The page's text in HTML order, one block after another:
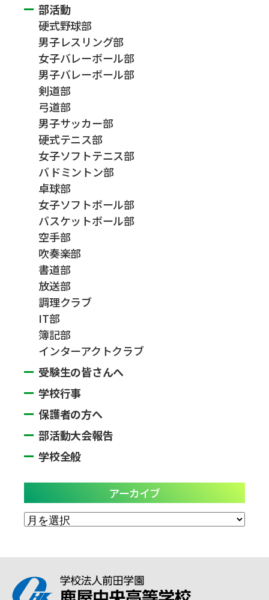
部活動
硬式野球部
男子レスリング部
女子バレーボール部
男子バレーボール部
剣道部
弓道部
男子サッカー部
硬式テニス部
女子ソフトテニス部
バドミントン部
卓球部
女子ソフトボール部
バスケットボール部
空手部
吹奏楽部
書道部
放送部
調理クラブ
IT部
簿記部
インターアクトクラブ
受験生の皆さんへ
学校行事
保護者の方へ
部活動大会報告
学校全般
アーカイブ
ア
ブ